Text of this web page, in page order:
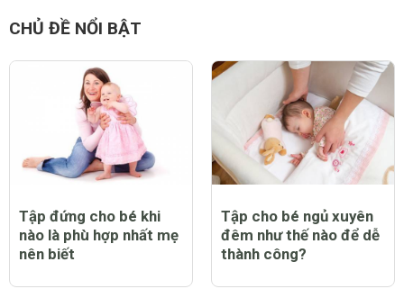
CHỦ ĐỀ NỔI BẬT
Tập đứng cho bé khi
nào là phù hợp nhất mẹ
nên biết
Tập cho bé ngủ xuyên
đêm như thế nào để dễ
thành công?